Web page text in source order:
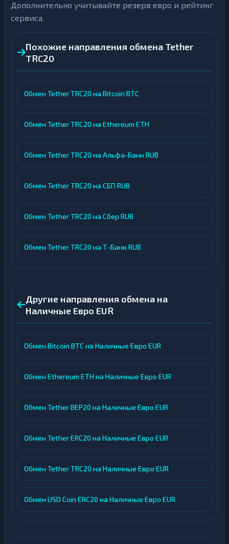
Дополнительно учитывайте резерв евро и рейтинг
сервиса.
Похожие направления обмена Tether
TRC20
Обмен Tether TRC20 на Bitcoin BTC
Обмен Tether TRC20 на Ethereum ETH
Обмен Tether TRC20 на Альфа-Банк RUB
Обмен Tether TRC20 на СБП RUB
Обмен Tether TRC20 на Сбер RUB
Обмен Tether TRC20 на Т-Банк RUB
Другие направления обмена на
Наличные Евро EUR
Обмен Bitcoin BTC на Наличные Евро EUR
Обмен Ethereum ETH на Наличные Евро EUR
Обмен Tether BEP20 на Наличные Евро EUR
Обмен Tether ERC20 на Наличные Евро EUR
Обмен Tether TRC20 на Наличные Евро EUR
Обмен USD Coin ERC20 на Наличные Евро EUR